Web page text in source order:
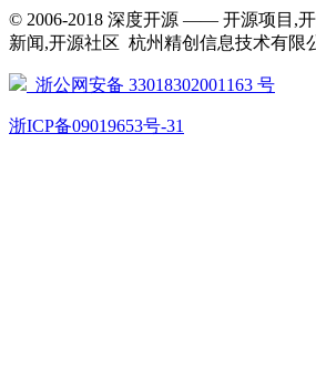
© 2006-2018 深度开源 —— 开源项目,
新闻,开源社区 杭州精创信息技术有限
浙公网安备 33018302001163 号
浙ICP备09019653号-31